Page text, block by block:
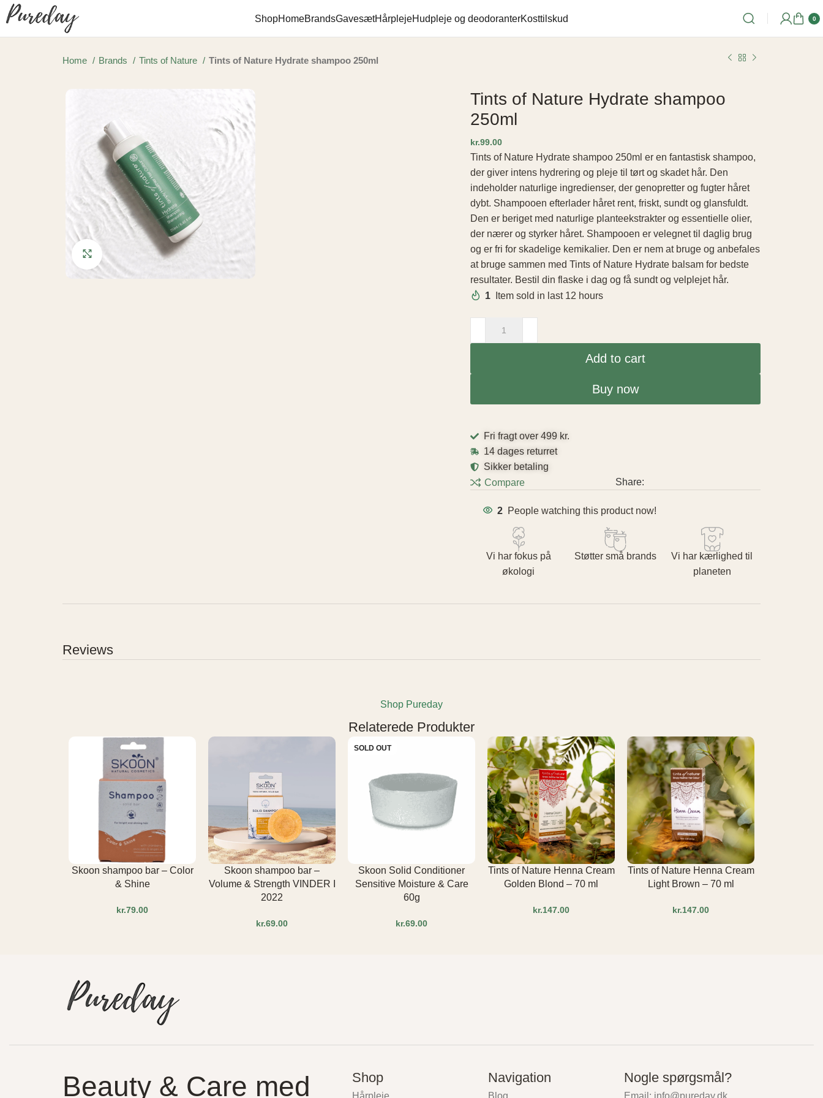
ShopHomeBrandsGavesætHårplejeHudpleje og deodoranterKosttilskud 0
Home Brands Tints of Nature Tints of Nature Hydrate shampoo 250ml
Click to enlarge
Tints of Nature Hydrate shampoo
250ml
kr.
Tints of Nature Hydrate shampoo 250ml er en fantastisk shampoo,
der giver intens hydrering og pleje til tørt og skadet hår. Den
indeholder naturlige ingredienser, der genopretter og fugter håret
dybt. Shampooen efterlader håret rent, friskt, sundt og glansfuldt.
Den er beriget med naturlige planteekstrakter og essentielle olier,
der nærer og styrker håret. Shampooen er velegnet til daglig brug
og er fri for skadelige kemikalier. Den er nem at bruge og anbefales
at bruge sammen med Tints of Nature Hydrate balsam for bedste
resultater. Bestil din flaske i dag og få sundt og velplejet hår.
1
Item sold in last 12 hours
Add to cart
Buy now
Fri fragt over 499 kr.
14 dages returret
Sikker betaling
Compare
Share:
2 People watching this product now!
Vi har fokus på
økologi
Støtter små brands
Vi har kærlighed til
planeten
Reviews
Shop Pureday
Relaterede Produkter
Skoon shampoo bar – Color
& Shine
kr.
Skoon shampoo bar –
Volume & Strength VINDER I
2022
kr.
SOLD OUT
Skoon Solid Conditioner
Sensitive Moisture & Care
60g
kr.
Tints of Nature Henna Cream
Golden Blond – 70 ml
kr.
Tints of Nature Henna Cream
Light Brown – 70 ml
kr.
Beauty & Care med Shop Navigation Nogle spørgsmål?